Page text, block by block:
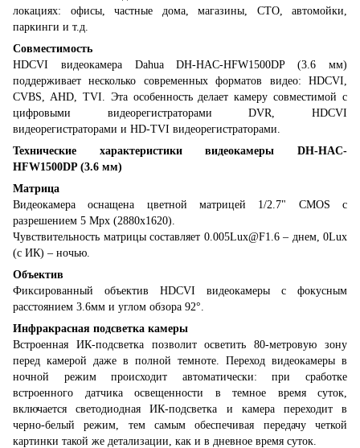
локациях: офисы, частные дома, магазины, СТО, автомойки,
паркинги и т.д.
Совместимость
HDCVI видеокамера Dahua DH-HAC-HFW1500DP (3.6 мм)
поддерживает несколько современных форматов видео: HDCVI,
CVBS, AHD, TVI. Эта особенность делает камеру совместимой с
цифровыми видеорегистраторами DVR, HDCVI
видеорегистраторами и HD-TVI видеорегистраторами.
Технические характеристики видеокамеры DH-HAC-
HFW1500DP (3.6 мм)
Матрица
Видеокамера оснащена цветной матрицей 1/2.7" CMOS с
разрешением 5 Mpx (2880х1620).
Чувствительность матрицы составляет 0.005Lux@F1.6 – днем, 0Lux
(с ИК) – ночью.
Объектив
Фиксированный объектив HDCVI видеокамеры с фокусным
расстоянием 3.6мм и углом обзора 92°.
Инфракрасная подсветка камеры
Встроенная ИК-подсветка позволит осветить 80-метровую зону
перед камерой даже в полной темноте. Переход видеокамеры в
ночной режим происходит автоматически: при сработке
встроенного датчика освещенности в темное время суток,
включается светодиодная ИК-подсветка и камера переходит в
черно-белый режим, тем самым обеспечивая передачу четкой
картинки такой же детализации, как и в дневное время суток.